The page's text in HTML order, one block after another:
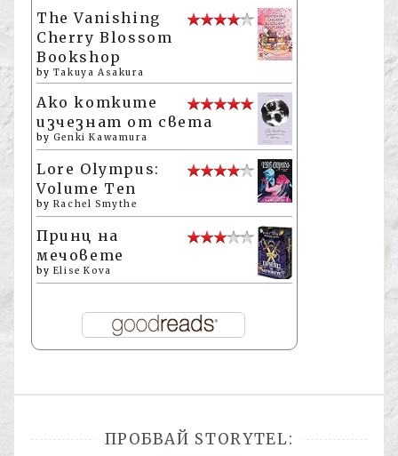
The Vanishing
Cherry Blossom
Bookshop
by Takuya Asakura
Ако котките
изчезнат от света
by Genki Kawamura
Lore Olympus:
Volume Ten
by Rachel Smythe
Принц на
мечовете
by Elise Kova
ПРОБВАЙ STORYTEL: